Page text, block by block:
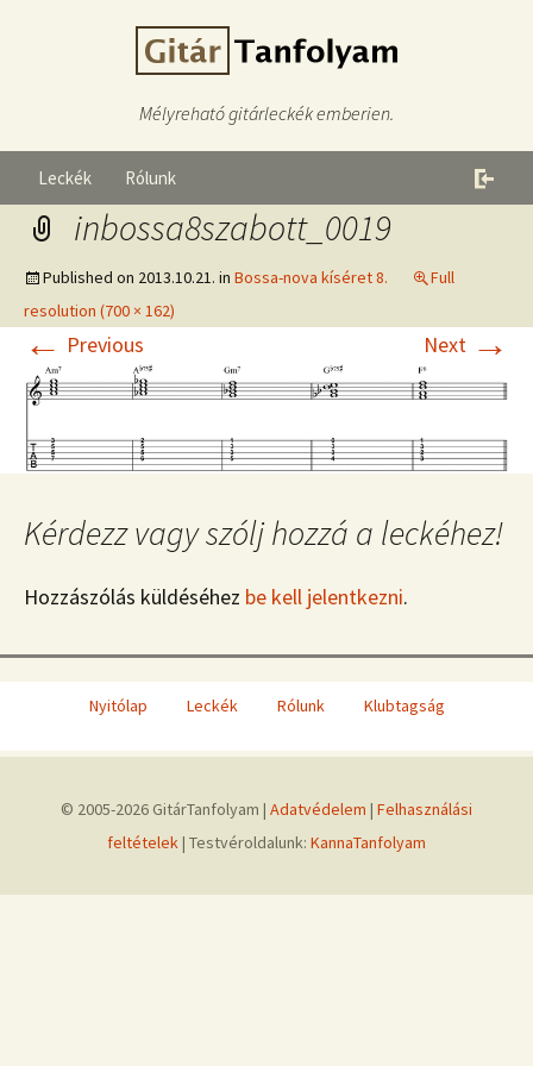
Mélyreható gitárleckék emberien.
Leckék Rólunk
inbossa8szabott_0019
Published on 2013.10.21. in Bossa-nova kíséret 8.
Full
resolution (700 × 162)
← Previous Next →
Kérdezz vagy szólj hozzá a leckéhez!
Hozzászólás küldéséhez be kell jelentkezni.
Nyitólap Leckék Rólunk Klubtagság
© 2005-2026 GitárTanfolyam | Adatvédelem | Felhasználási
feltételek| Testvéroldalunk: KannaTanfolyam